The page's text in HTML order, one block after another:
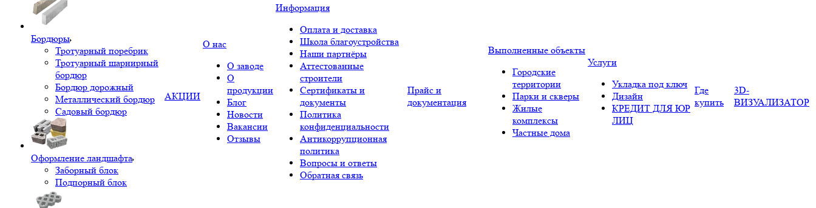
Бордюры
Тротуарный поребрик
Тротуарный шарнирный
бордюр
Бордюр дорожный
Металлический бордюр
Садовый бордюр
Оформление ландшафта
Заборный блок
Подпорный блок
АКЦИИ
О нас
О заводе
О
продукции
Блог
Новости
Вакансии
Отзывы
Информация
Оплата и доставка
Школа благоустройства
Наши партнёры
Аттестованные
строители
Сертификаты и
документы
Политика
конфиденциальности
Антикоррупционная
политика
Вопросы и ответы
Обратная связь
Прайс и
документация
Выполненные объекты
Городские
территории
Парки и скверы
Жилые
комплексы
Частные дома
Услуги
Укладка под ключ
Дизайн
КРЕДИТ ДЛЯ ЮР
ЛИЦ
Где
купить
3D-
ВИЗУАЛИЗАТОР